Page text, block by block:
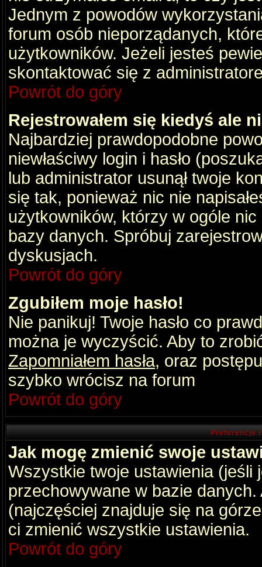
Jednym z powodów
forum osób nieporządanych,
użytkowników. Jeżeli jesteś
skontaktować się z
Powrót do góry
Rejestrowałem się kiedyś ale
Najbardziej prawdopodobne
niewłaściwy login i hasło
lub administrator usunął twoje
się tak, ponieważ nic nie
użytkowników, którzy w ogóle
bazy danych. Spróbuj
dyskusjach.
Powrót do góry
Zgubiłem moje hasło!
Nie panikuj! Twoje hasło co
można je wyczyścić. Aby to
Zapomniałem hasła, oraz
szybko wrócisz na forum
Powrót do góry
Preferencje
Jak mogę zmienić swoje
Wszystkie twoje ustawienia (jeśli
przechowywane w bazie
(najczęściej znajduje się na
ci zmienić wszystkie ustawienia.
Powrót do góry